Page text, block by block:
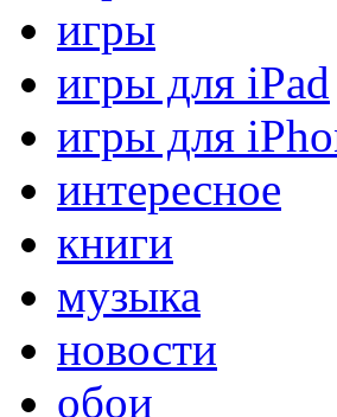
игры
игры для iPad
игры для
интересное
книги
музыка
новости
обои